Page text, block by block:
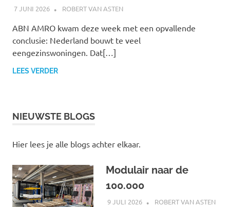
7 JUNI 2026 ROBERT VAN ASTEN
ABN AMRO kwam deze week met een opvallende
conclusie: Nederland bouwt te veel
eengezinswoningen. Dat[…]
LEES VERDER
NIEUWSTE BLOGS
Hier lees je alle blogs achter elkaar.
Modulair naar de
100.000
9 JULI 2026
ROBERT VAN ASTEN